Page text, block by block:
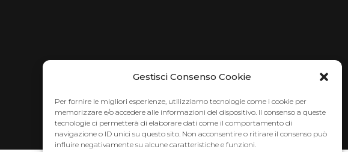
Gestisci Consenso Cookie
Per fornire le migliori esperienze, utilizziamo tecnologie come i cookie per
memorizzare e/o accedere alle informazioni del dispositivo. Il consenso a queste
tecnologie ci permetterà di elaborare dati come il comportamento di
navigazione o ID unici su questo sito. Non acconsentire o ritirare il consenso può
influire negativamente su alcune caratteristiche e funzioni.